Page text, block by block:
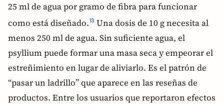
25 ml de agua por gramo de fibra para funcionar
como está diseñado.13 Una dosis de 10 g necesita al
menos 250 ml de agua. Sin suficiente agua, el
psyllium puede formar una masa seca y empeorar el
estreñimiento en lugar de aliviarlo. Es el patrón de
“pasar un ladrillo” que aparece en las reseñas de
productos. Entre los usuarios que reportaron efectos